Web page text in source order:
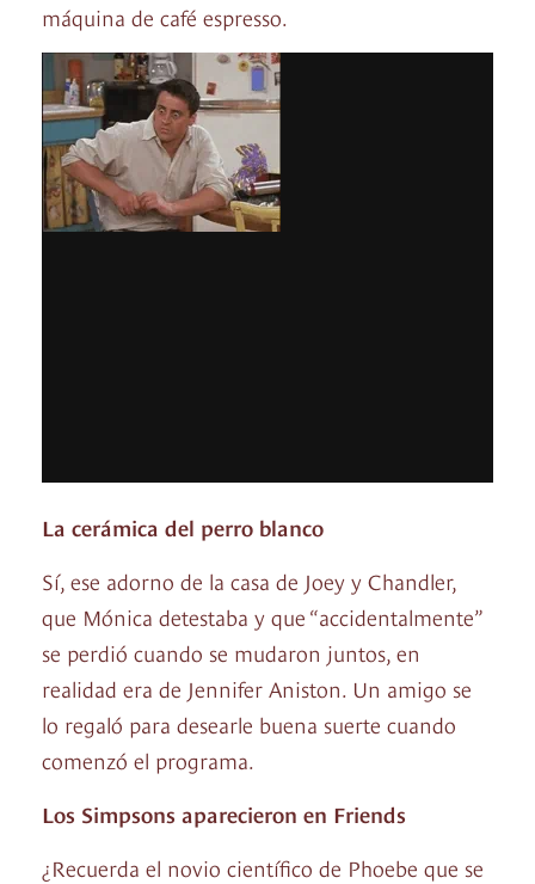
máquina de café espresso.
La cerámica del perro blanco
Sí, ese adorno de la casa de Joey y Chandler,
que Mónica detestaba y que “accidentalmente”
se perdió cuando se mudaron juntos, en
realidad era de Jennifer Aniston. Un amigo se
lo regaló para desearle buena suerte cuando
comenzó el programa.
Los Simpsons aparecieron en Friends
¿Recuerda el novio científico de Phoebe que se